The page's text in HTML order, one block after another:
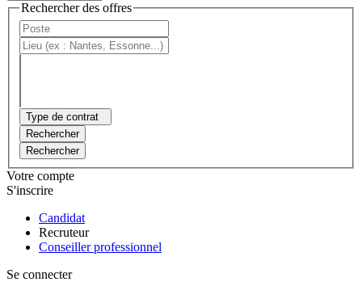
Rechercher des offres
Type de contrat
Rechercher
Rechercher
Votre compte
S'inscrire
Candidat
Recruteur
Conseiller professionnel
Se connecter